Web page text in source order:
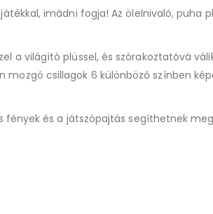
imádni fogja! Az ölelnivaló, puha
világító plüssel, és szórakoztatóvá
csillagok 6 különböző színben
és a játszópajtás segíthetnek